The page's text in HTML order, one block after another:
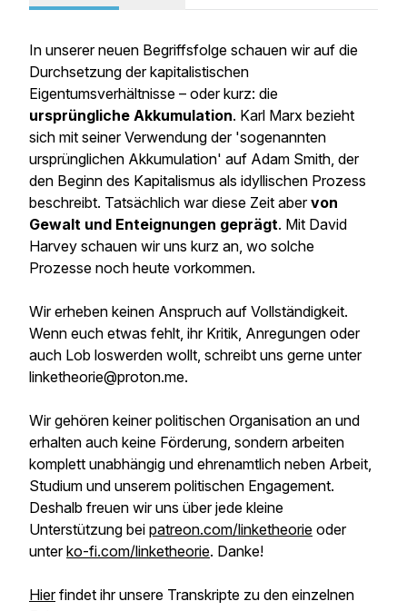
In unserer neuen Begriffsfolge schauen wir auf die
Durchsetzung der kapitalistischen
Eigentumsverhältnisse – oder kurz: die
ursprüngliche Akkumulation. Karl Marx bezieht
sich mit seiner Verwendung der 'sogenannten
ursprünglichen Akkumulation' auf Adam Smith, der
den Beginn des Kapitalismus als idyllischen Prozess
beschreibt. Tatsächlich war diese Zeit abervon
Gewalt und Enteignungen geprägt. Mit David
Harvey schauen wir uns kurz an, wo solche
Prozesse noch heute vorkommen.
Wir erheben keinen Anspruch auf Vollständigkeit.
Wenn euch etwas fehlt, ihr Kritik, Anregungen oder
auch Lob loswerden wollt, schreibt uns gerne unter
linketheorie@proton.me.
Wir gehören keiner politischen Organisation an und
erhalten auch keine Förderung, sondern arbeiten
komplett unabhängig und ehrenamtlich neben Arbeit,
Studium und unserem politischen Engagement.
Deshalb freuen wir uns über jede kleine
Unterstützung bei patreon.com/linketheorie oder
unterko-fi.com/linketheorie. Danke!
Hierfindet ihr unsere Transkripte zu den einzelnen